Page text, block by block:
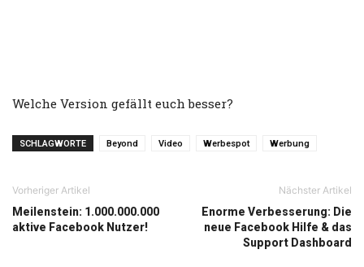
Welche Version gefällt euch besser?
SCHLAGWORTE Beyond Video Werbespot Werbung
Vorheriger Artikel
Meilenstein: 1.000.000.000
aktive Facebook Nutzer!
Nächster Artikel
Enorme Verbesserung: Die
neue Facebook Hilfe & das
Support Dashboard